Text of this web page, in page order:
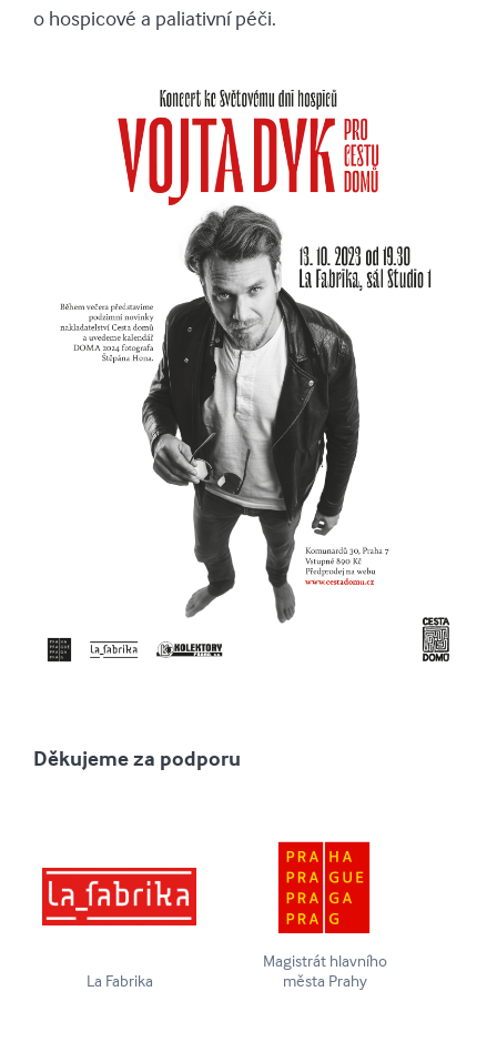
o hospicové a paliativní péči.
Děkujeme za podporu
La Fabrika
Magistrát hlavního
města Prahy